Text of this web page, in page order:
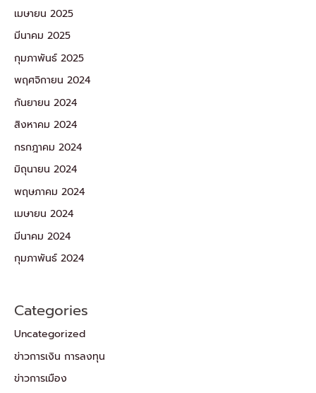
เมษายน 2025
มีนาคม 2025
กุมภาพันธ์ 2025
พฤศจิกายน 2024
กันยายน 2024
สิงหาคม 2024
กรกฎาคม 2024
มิถุนายน 2024
พฤษภาคม 2024
เมษายน 2024
มีนาคม 2024
กุมภาพันธ์ 2024
Categories
Uncategorized
ข่าวการเงิน การลงทุน
ข่าวการเมือง